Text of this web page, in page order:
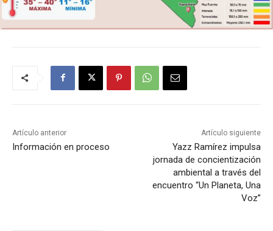
Artículo anterior
Información en proceso
Artículo siguiente
Yazz Ramírez impulsa
jornada de concientización
ambiental a través del
encuentro “Un Planeta, Una
Voz”